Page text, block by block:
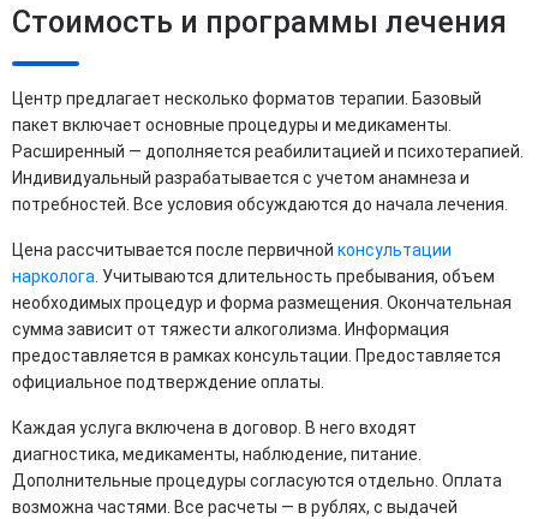
Стоимость и программы лечения
Центр предлагает несколько форматов терапии. Базовый
пакет включает основные процедуры и медикаменты.
Расширенный — дополняется реабилитацией и психотерапией.
Индивидуальный разрабатывается с учетом анамнеза и
потребностей. Все условия обсуждаются до начала лечения.
Цена рассчитывается после первичной консультации
нарколога . Учитываются длительность пребывания, объем
необходимых процедур и форма размещения. Окончательная
сумма зависит от тяжести алкоголизма. Информация
предоставляется в рамках консультации. Предоставляется
официальное подтверждение оплаты.
Каждая услуга включена в договор. В него входят
диагностика, медикаменты, наблюдение, питание.
Дополнительные процедуры согласуются отдельно. Оплата
возможна частями. Все расчеты — в рублях, с выдачей